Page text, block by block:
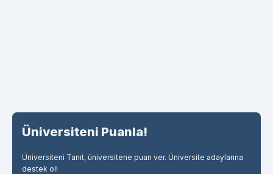
Üniversiteni Puanla!
Üniversiteni Tanıt, üniversitene puan ver. Üniversite adaylarına
destek ol!